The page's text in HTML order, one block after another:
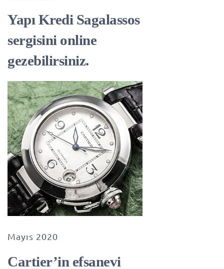
Yapı Kredi Sagalassos
sergisini online
gezebilirsiniz.
Mayıs 2020
Cartier’in efsanevi